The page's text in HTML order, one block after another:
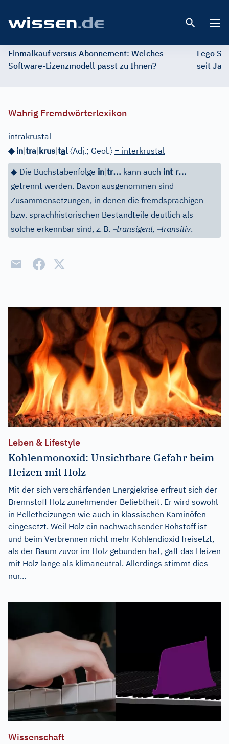
Einmalkauf versus Abonnement: Welches
Software-Lizenzmodell passt zu Ihnen?
Lego
seit
Wahrig Fremdwörterlexikon
intrakrustal
◆ in|tra|krus|tal 〈Adj.; Geol.〉 = interkrustal
◆ Die Buchstabenfolge in|tr… kann auch int|r…
getrennt werden. Davon ausgenommen sind
Zusammensetzungen, in denen die fremdsprachigen
bzw. sprachhistorischen Bestandteile deutlich als
solche erkennbar sind, z. B. –transigent, –transitiv.
Leben & Lifestyle
Kohlenmonoxid: Unsichtbare Gefahr beim
Heizen mit Holz
Mit der sich verschärfenden Energiekrise erfreut sich der
Brennstoff Holz zunehmender Beliebtheit. Er wird sowohl
in Pelletheizungen wie auch in klassischen Kaminöfen
eingesetzt. Weil Holz ein nachwachsender Rohstoff ist
und beim Verbrennen nicht mehr Kohlendioxid freisetzt,
als der Baum zuvor im Holz gebunden hat, galt das Heizen
mit Holz lange als klimaneutral. Allerdings stimmt dies
nur...
Wissenschaft